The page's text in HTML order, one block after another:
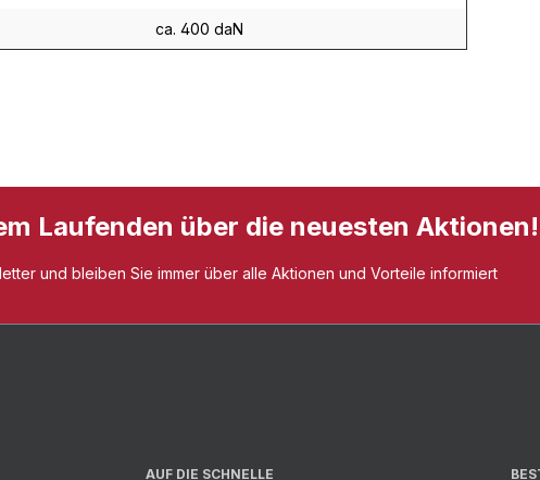
ca. 400 daN
Laufenden über die neuesten Aktionen!
und bleiben Sie immer über alle Aktionen und Vorteile informiert
AUF DIE SCHNELLE